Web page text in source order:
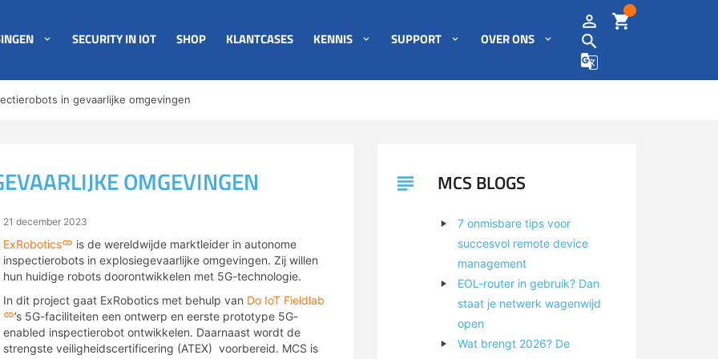
SECURITY IN IOT SHOP KLANTCASES KENNIS SUPPORT OVER ONS
in gevaarlijke omgevingen
OMGEVINGEN
21 december 2023
ExRobotics
is de wereldwijde marktleider in autonome
inspectierobots in explosiegevaarlijke omgevingen. Zij willen
hun huidige robots doorontwikkelen met 5G-technologie.
In dit project gaat ExRobotics met behulp van Do IoT Fieldlab
’s 5G-faciliteiten een ontwerp en eerste prototype 5G-
enabled inspectierobot ontwikkelen. Daarnaast wordt de
strengste veiligheidscertificering (ATEX) voorbereid. MCS is
MCS BLOGS
7 onmisbare tips voor
succesvol remote device
management
EOL-router in gebruik? Dan
staat je netwerk wagenwijd
open
Wat brengt 2026? De